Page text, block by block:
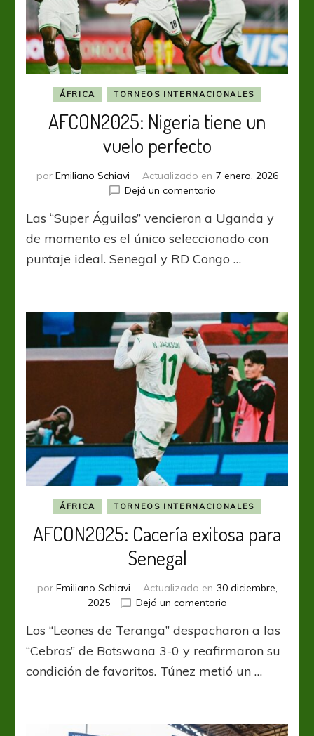
ÁFRICA TORNEOS INTERNACIONALES
AFCON2025: Nigeria tiene un
vuelo perfecto
por Emiliano Schiavi Actualizado en 7 enero, 2026
Dejá un comentarioen
Nigeria
tiene
vuelo
Las “Super Águilas” vencieron a Uganda y
de momento es el único seleccionado con
puntaje ideal. Senegal y RD Congo …
ÁFRICA TORNEOS INTERNACIONALES
AFCON2025: Cacería exitosa para
Senegal
por Emiliano Schiavi Actualizado en 30 diciembre,
2025
Dejá un comentarioen
Cacería
exitosa
Senegal
Los “Leones de Teranga” despacharon a las
“Cebras” de Botswana 3-0 y reafirmaron su
condición de favoritos. Túnez metió un …